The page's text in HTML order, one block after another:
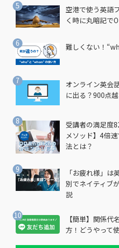
空港で使う英語
く時に丸暗記で
難しくない！
オンライン英会
に出る？900点
受講者の満足度
メソッド】4倍
法とは？
「お疲れ様」
別でネイティブ
説
【簡単】関係
方！どうやって